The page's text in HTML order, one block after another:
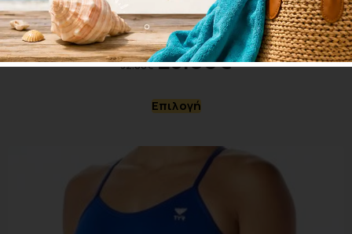
Arena Women Bikini Bottom Brief Rulebreaker Free
001112-820
32.00€ 25.00€
Επιλογή